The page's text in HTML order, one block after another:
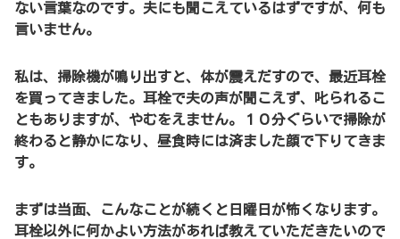
ない言葉なのです。夫にも聞こえているはずですが、何も
言いません。
私は、掃除機が鳴り出すと、体が震えだすので、最近耳栓
を買ってきました。耳栓で夫の声が聞こえず、叱られるこ
ともありますが、やむをえません。１０分ぐらいで掃除が
終わると静かになり、昼食時には済ました顔で下りてきま
す。
まずは当面、こんなことが続くと日曜日が怖くなります。
耳栓以外に何かよい方法があれば教えていただきたいので